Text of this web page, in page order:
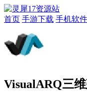
首页 手游下载 手机软件
VisualARQ三